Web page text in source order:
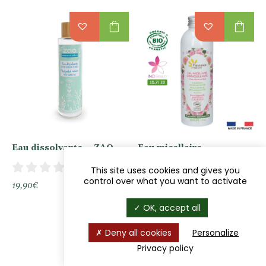
75,00€
Eau dissolvante – ZAO
0 avis
19,90€
shopping_bag
Eau micellaire
200ml – FLEURANCE
NATURE
0 avis
7,50€
shopping_bag
This site uses cookies and gives you
control over what you want to activate
OK, accept all
Deny all cookies
Personalize
Privacy policy